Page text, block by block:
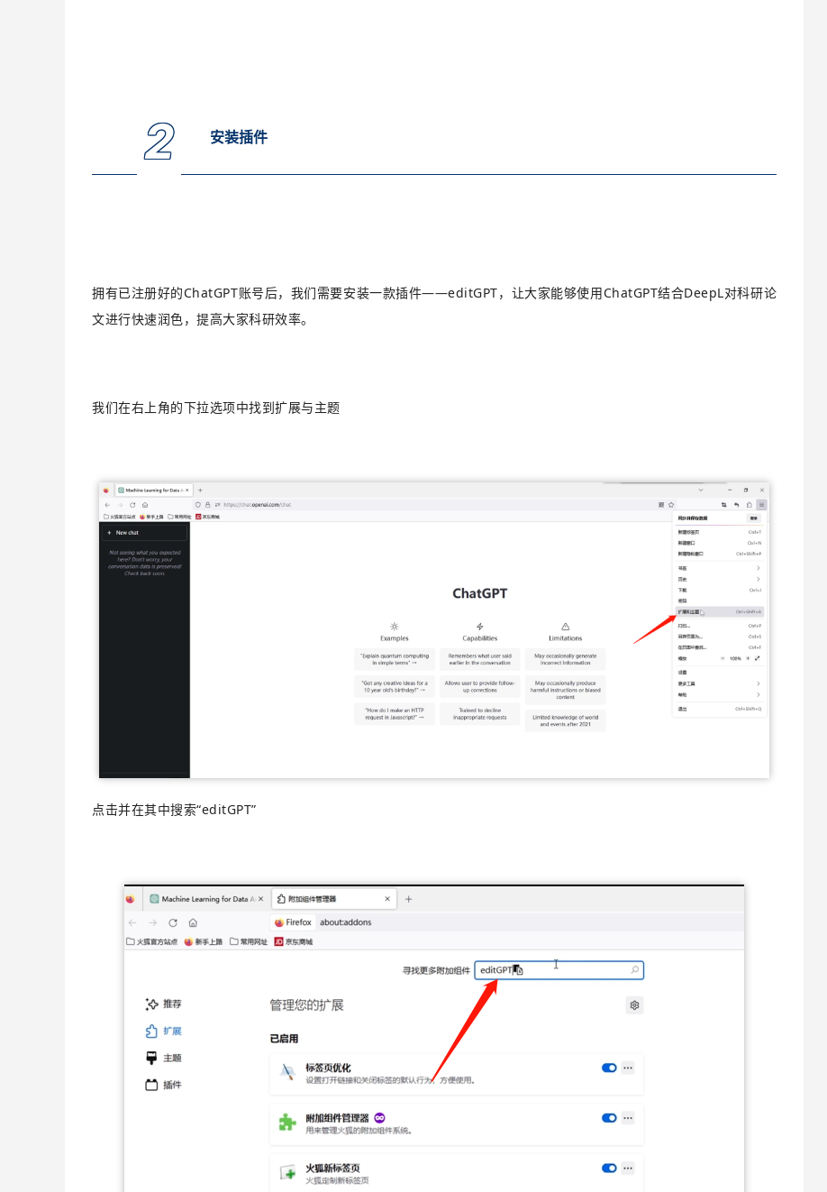
2 安装插件
拥有已注册好的ChatGPT账号后，我们需要安装一款插件——editGPT，让大家能够使用ChatGPT结合DeepL对科研论
文进行快速润色，提高大家科研效率。
我们在右上角的下拉选项中找到扩展与主题
点击并在其中搜索“editGPT”